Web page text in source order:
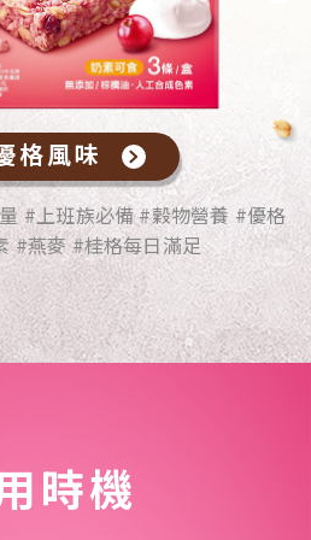
格風味
#上班族必備 #穀物營養 #優格
#燕麥 #桂格每日滿足
時機